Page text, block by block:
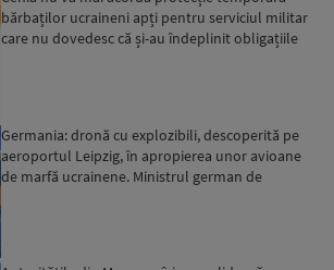
bărbaților ucraineni apți pentru serviciul militar
care nu dovedesc că și-au îndeplinit obligațiile
Germania: dronă cu explozibili, descoperită pe
aeroportul Leipzig, în apropierea unor avioane
de marfă ucrainene. Ministrul german de